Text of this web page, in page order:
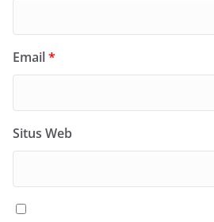
Email*
Situs Web